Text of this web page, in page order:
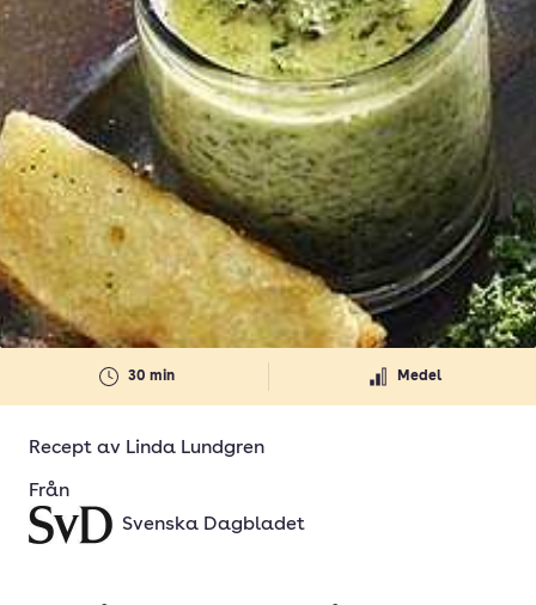
30 min Medel
Recept av Linda Lundgren
Från
Svenska Dagbladet